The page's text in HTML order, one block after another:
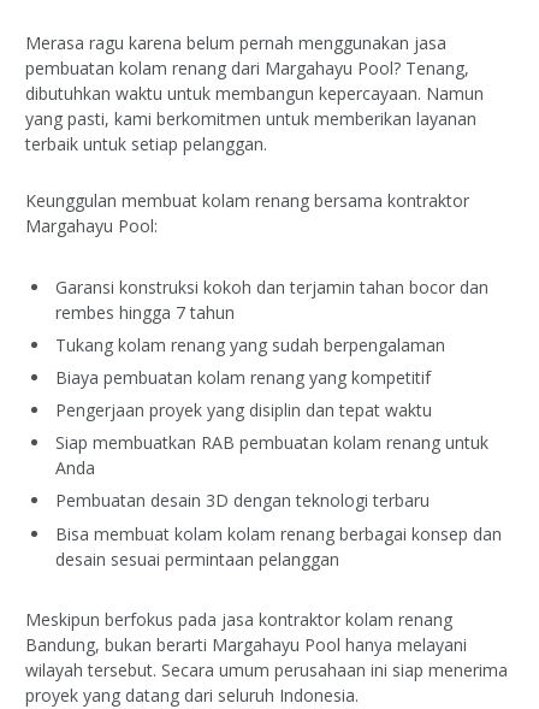
Merasa ragu karena belum pernah menggunakan jasa
pembuatan kolam renang dari Margahayu Pool? Tenang,
dibutuhkan waktu untuk membangun kepercayaan. Namun
yang pasti, kami berkomitmen untuk memberikan layanan
terbaik untuk setiap pelanggan.
Keunggulan membuat kolam renang bersama kontraktor
Margahayu Pool:
Garansi konstruksi kokoh dan terjamin tahan bocor dan
rembes hingga 7 tahun
Tukang kolam renang yang sudah berpengalaman
Biaya pembuatan kolam renang yang kompetitif
Pengerjaan proyek yang disiplin dan tepat waktu
Siap membuatkan RAB pembuatan kolam renang untuk
Anda
Pembuatan desain 3D dengan teknologi terbaru
Bisa membuat kolam kolam renang berbagai konsep dan
desain sesuai permintaan pelanggan
Meskipun berfokus pada jasa kontraktor kolam renang
Bandung, bukan berarti Margahayu Pool hanya melayani
wilayah tersebut. Secara umum perusahaan ini siap menerima
proyek yang datang dari seluruh Indonesia.